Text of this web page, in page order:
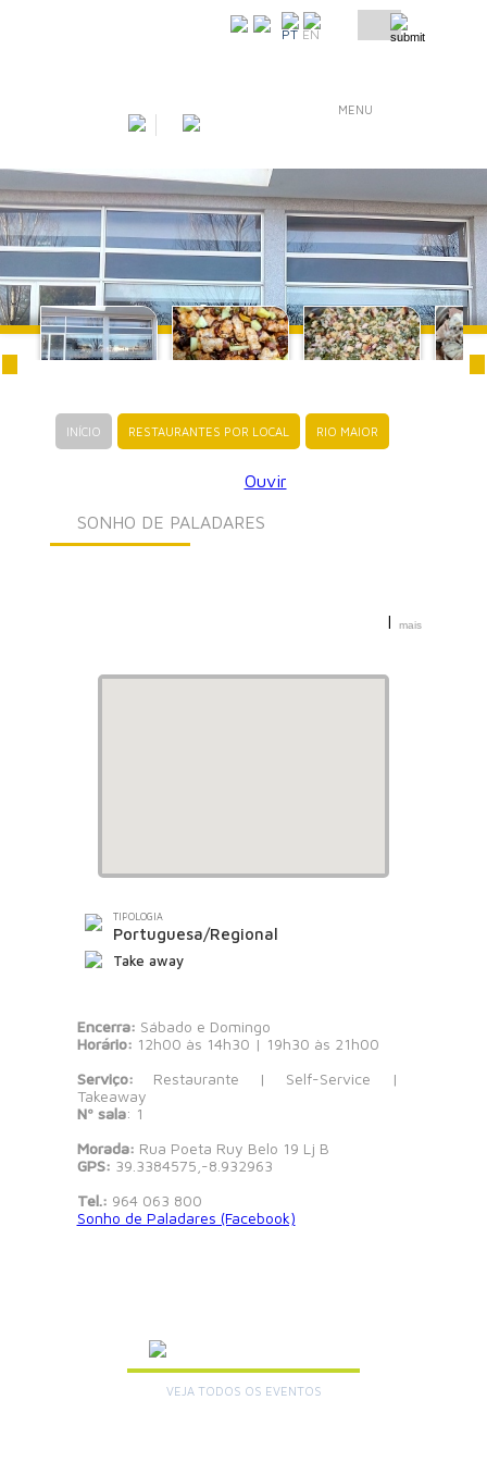
PT EN
MENU
INÍCIO RESTAURANTES POR LOCAL RIO MAIOR
Ouvir
SONHO DE PALADARES
| mais
TIPOLOGIA
Portuguesa/Regional
Take away
Encerra: Sábado e Domingo
Horário: 12h00 às 14h30 | 19h30 às 21h00
Serviço: Restaurante | Self-Service |
Takeaway
Nº sala: 1
Morada: Rua Poeta Ruy Belo 19 Lj B
GPS: 39.3384575,-8.932963
Tel.: 964 063 800
Sonho de Paladares (Facebook)
VEJA TODOS OS EVENTOS